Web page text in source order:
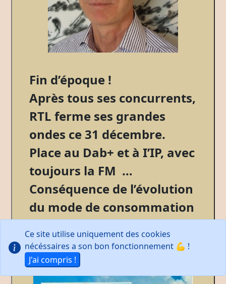
Fin d’époque !
Après tous ses concurrents,
RTL ferme ses grandes
ondes ce 31 décembre.
Place au Dab+ et à I’IP, avec
toujours la FM …
Conséquence de l’évolution
du mode de consommation
des médias.
Entretien avec un expert,
Albino Pedroia.
Ce site utilise uniquement des cookies
nécéssaires a son bon fonctionnement 💪 !
J'ai compris !